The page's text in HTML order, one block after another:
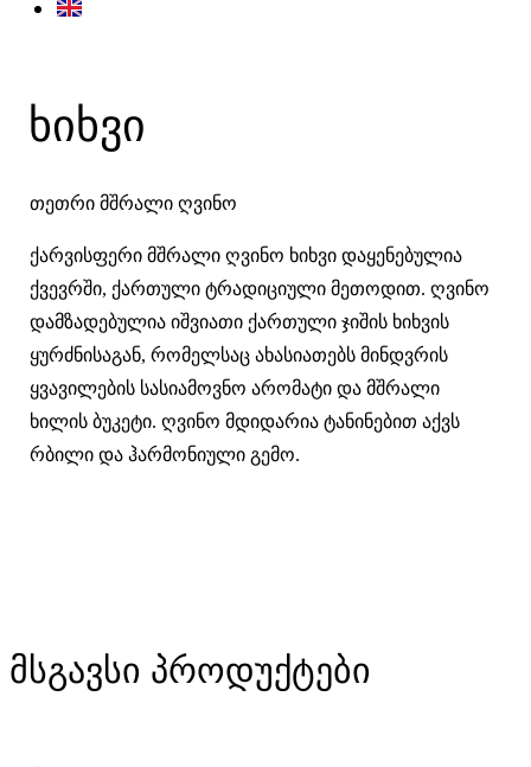
ხიხვი
თეთრი მშრალი ღვინო
ქარვისფერი მშრალი ღვინო ხიხვი დაყენებულია
ქვევრში, ქართული ტრადიციული მეთოდით. ღვინო
დამზადებულია იშვიათი ქართული ჯიშის ხიხვის
ყურძნისაგან, რომელსაც ახასიათებს მინდვრის
ყვავილების სასიამოვნო არომატი და მშრალი
ხილის ბუკეტი. ღვინო მდიდარია ტანინებით აქვს
რბილი და ჰარმონიული გემო.
მსგავსი პროდუქტები